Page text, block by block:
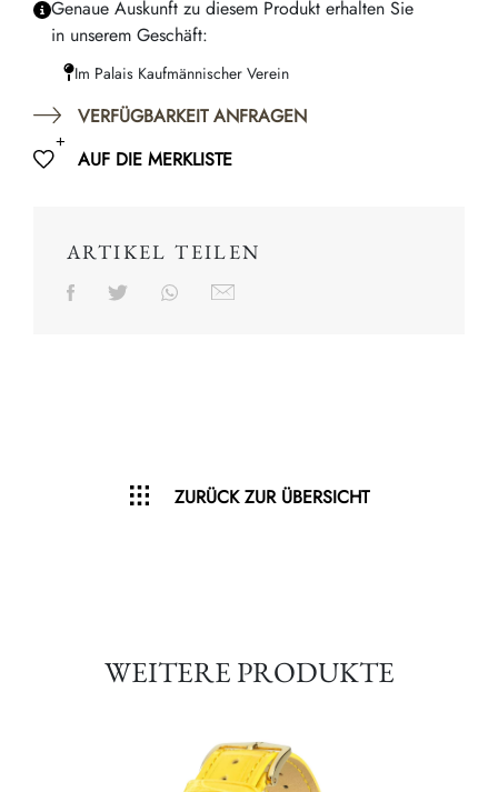
Genaue Auskunft zu diesem Produkt erhalten Sie
in unserem Geschäft:
Im Palais Kaufmännischer Verein
VERFÜGBARKEIT ANFRAGEN
AUF DIE MERKLISTE
ARTIKEL TEILEN
ZURÜCK ZUR ÜBERSICHT
WEITERE PRODUKTE